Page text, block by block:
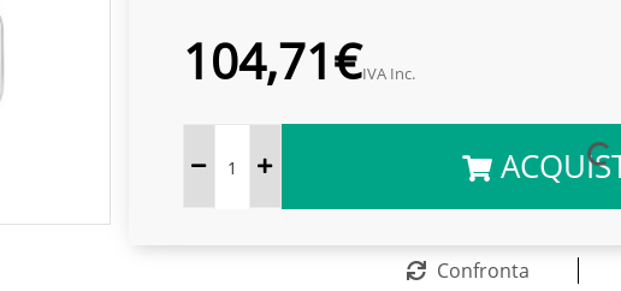
104,71€IVA Inc.
Confronta